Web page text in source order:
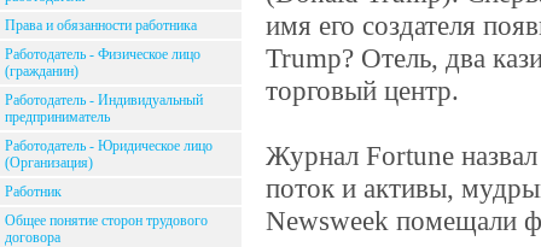
Права и обязанности работника
Работодатель - Физическое лицо
(гражданин)
Работодатель - Индивидуальный
предприниматель
Работодатель - Юридическое лицо
(Организация)
Работник
Общее понятие сторон трудового
договора
имя его создателя
Trump? Отель, два
торговый центр.
Журнал Fortune
поток и активы,
Newsweek помещали